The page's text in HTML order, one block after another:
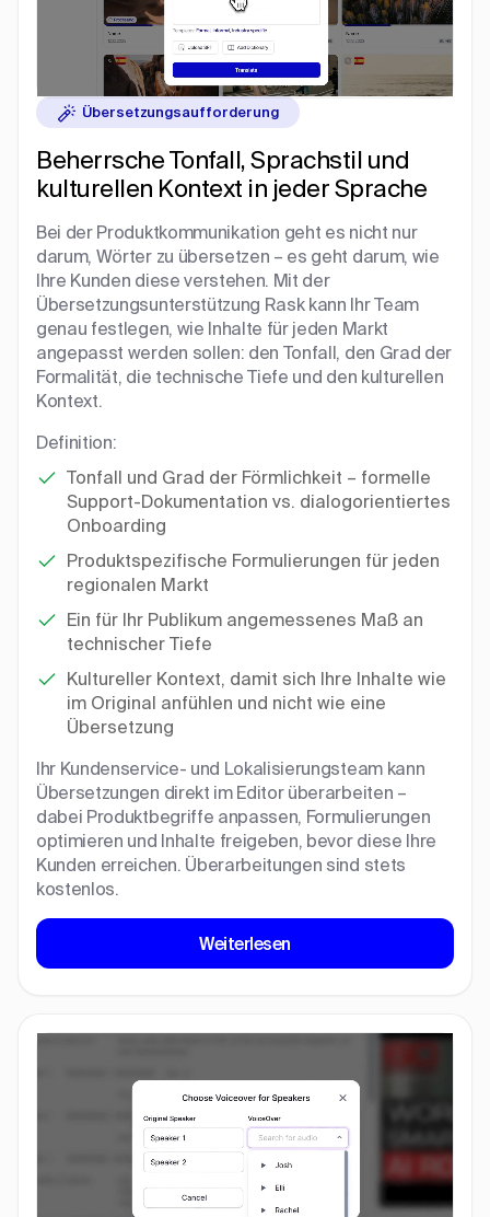
Übersetzungsaufforderung
Beherrsche Tonfall, Sprachstil und
kulturellen Kontext in jeder Sprache
Bei der Produktkommunikation geht es nicht nur
darum, Wörter zu übersetzen – es geht darum, wie
Ihre Kunden diese verstehen. Mit der
Übersetzungsunterstützung Rask kann Ihr Team
genau festlegen, wie Inhalte für jeden Markt
angepasst werden sollen: den Tonfall, den Grad der
Formalität, die technische Tiefe und den kulturellen
Kontext.
Definition:
Tonfall und Grad der Förmlichkeit – formelle
Support-Dokumentation vs. dialogorientiertes
Onboarding
Produktspezifische Formulierungen für jeden
regionalen Markt
Ein für Ihr Publikum angemessenes Maß an
technischer Tiefe
Kultureller Kontext, damit sich Ihre Inhalte wie
im Original anfühlen und nicht wie eine
Übersetzung
Ihr Kundenservice- und Lokalisierungsteam kann
Übersetzungen direkt im Editor überarbeiten –
dabei Produktbegriffe anpassen, Formulierungen
optimieren und Inhalte freigeben, bevor diese Ihre
Kunden erreichen. Überarbeitungen sind stets
kostenlos.
Weiterlesen